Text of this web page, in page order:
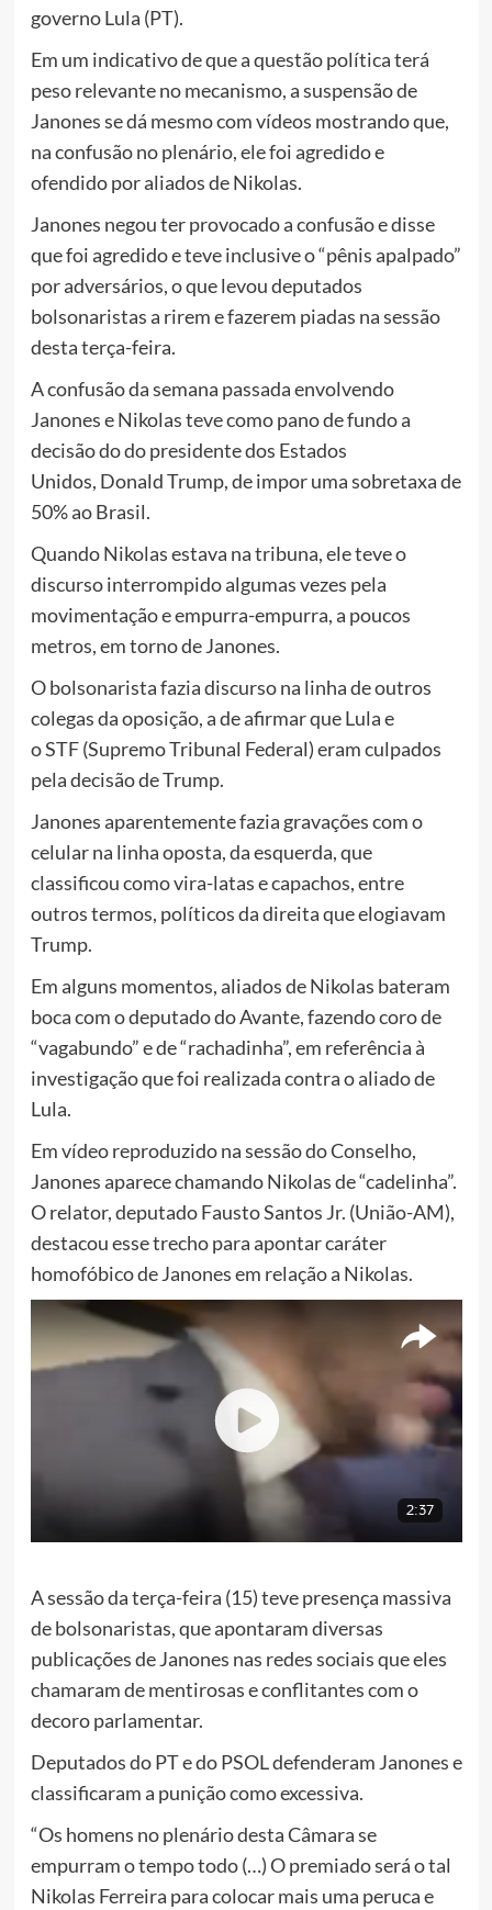
governo Lula (PT).
Em um indicativo de que a questão política terá
peso relevante no mecanismo, a suspensão de
Janones se dá mesmo com vídeos mostrando que,
na confusão no plenário, ele foi agredido e
ofendido por aliados de Nikolas.
Janones negou ter provocado a confusão e disse
que foi agredido e teve inclusive o “pênis apalpado”
por adversários, o que levou deputados
bolsonaristas a rirem e fazerem piadas na sessão
desta terça-feira.
A confusão da semana passada envolvendo
Janones e Nikolas teve como pano de fundo a
decisão do do presidente dos Estados
Unidos, Donald Trump, de impor uma sobretaxa de
50% ao Brasil.
Quando Nikolas estava na tribuna, ele teve o
discurso interrompido algumas vezes pela
movimentação e empurra-empurra, a poucos
metros, em torno de Janones.
O bolsonarista fazia discurso na linha de outros
colegas da oposição, a de afirmar que Lula e
o STF (Supremo Tribunal Federal) eram culpados
pela decisão de Trump.
Janones aparentemente fazia gravações com o
celular na linha oposta, da esquerda, que
classificou como vira-latas e capachos, entre
outros termos, políticos da direita que elogiavam
Trump.
Em alguns momentos, aliados de Nikolas bateram
boca com o deputado do Avante, fazendo coro de
“vagabundo” e de “rachadinha”, em referência à
investigação que foi realizada contra o aliado de
Lula.
Em vídeo reproduzido na sessão do Conselho,
Janones aparece chamando Nikolas de “cadelinha”.
O relator, deputado Fausto Santos Jr. (União-AM),
destacou esse trecho para apontar caráter
homofóbico de Janones em relação a Nikolas.
A sessão da terça-feira (15) teve presença massiva
de bolsonaristas, que apontaram diversas
publicações de Janones nas redes sociais que eles
chamaram de mentirosas e conflitantes com o
decoro parlamentar.
Deputados do PT e do PSOL defenderam Janones e
classificaram a punição como excessiva.
“Os homens no plenário desta Câmara se
empurram o tempo todo (…) O premiado será o tal
Nikolas Ferreira para colocar mais uma peruca e